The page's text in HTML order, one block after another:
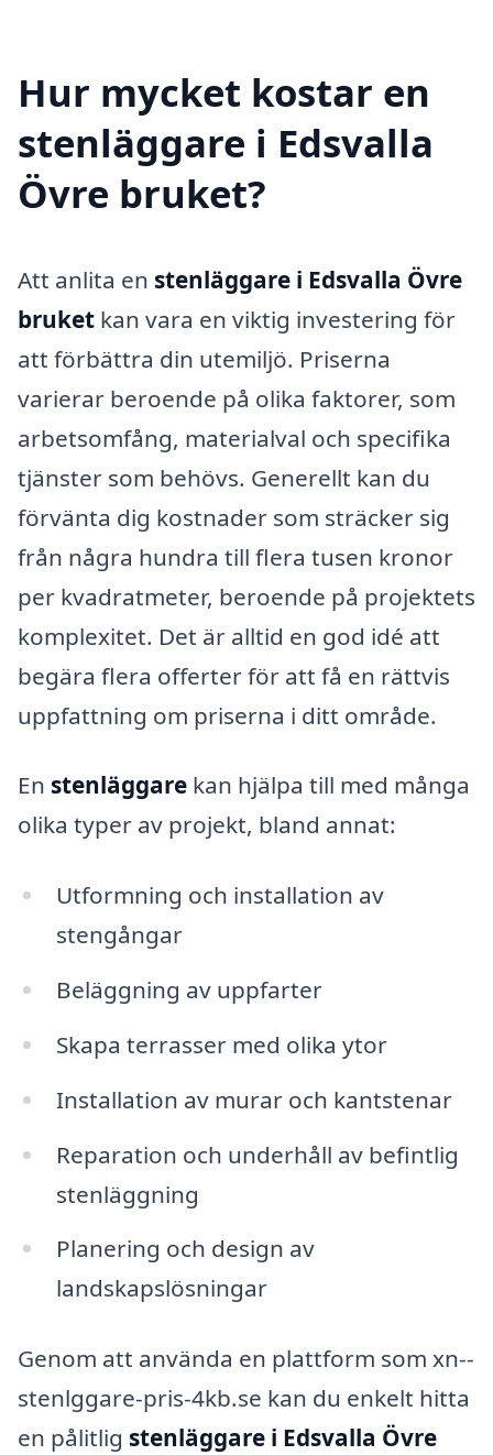
Hur mycket kostar en
stenläggare i Edsvalla
Övre bruket?
Att anlita en stenläggare i Edsvalla Övre
bruket kan vara en viktig investering för
att förbättra din utemiljö. Priserna
varierar beroende på olika faktorer, som
arbetsomfång, materialval och specifika
tjänster som behövs. Generellt kan du
förvänta dig kostnader som sträcker sig
från några hundra till flera tusen kronor
per kvadratmeter, beroende på projektets
komplexitet. Det är alltid en god idé att
begära flera offerter för att få en rättvis
uppfattning om priserna i ditt område.
En stenläggare kan hjälpa till med många
olika typer av projekt, bland annat:
Utformning och installation av
stengångar
Beläggning av uppfarter
Skapa terrasser med olika ytor
Installation av murar och kantstenar
Reparation och underhåll av befintlig
stenläggning
Planering och design av
landskapslösningar
Genom att använda en plattform som xn--
stenlggare-pris-4kb.se kan du enkelt hitta
en pålitlig stenläggare i Edsvalla Övre